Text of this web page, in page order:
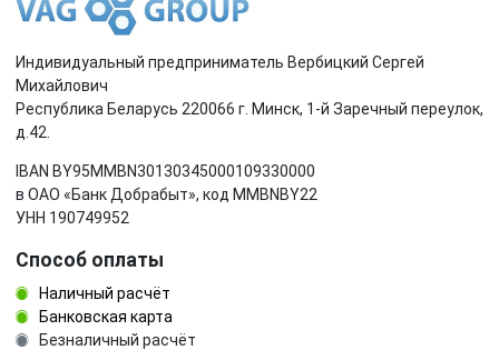
Индивидуальный предприниматель Вербицкий Сергей
Михайлович
Республика Беларусь 220066 г. Минск, 1-й Заречный переулок,
д.42.
IBAN BY95MMBN30130345000109330000
в ОАО «Банк Добрабыт», код MMBNBY22
УНН 190749952
Способ оплаты
Наличный расчёт
Банковская карта
Безналичный расчёт